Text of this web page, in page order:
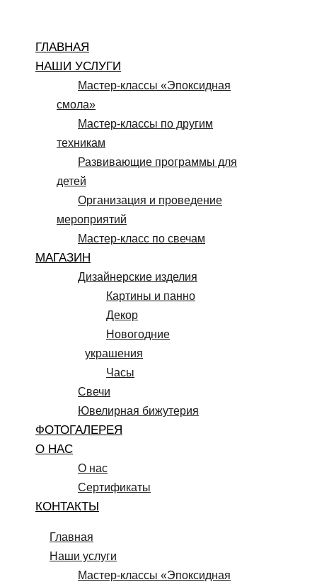
содержимому
ГЛАВНАЯ
НАШИ УСЛУГИ
Мастер-классы «Эпоксидная
смола»
Мастер-классы по другим
техникам
Развивающие программы для
детей
Организация и проведение
мероприятий
Мастер-класс по свечам
МАГАЗИН
Дизайнерские изделия
Картины и панно
Декор
Новогодние
украшения
Часы
Свечи
Ювелирная бижутерия
ФОТОГАЛЕРЕЯ
О НАС
О нас
Сертификаты
КОНТАКТЫ
Главная
Наши услуги
Мастер-классы «Эпоксидная